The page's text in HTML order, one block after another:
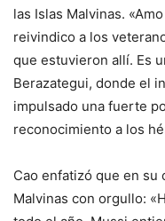
las Islas Malvinas.
reivindico a los
que estuvieron allí. Es
Berazategui, donde el
impulsado una fuerte
reconocimiento a los
Cao enfatizó que en su
Malvinas con orgullo: